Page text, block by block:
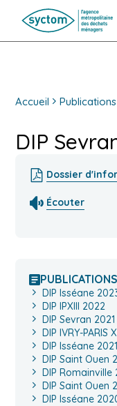
Accueil Publications
DIP
Dossier
Écouter
PUBLICATIONS
DIP Isséane
DIP IPXIII 2022
DIP Sevran 2021
DIP IVRY-PARIS
DIP Isséane 2021
DIP Saint Ouen
DIP Romainville
DIP Saint Ouen
DIP Isséane